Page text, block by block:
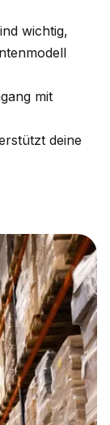
wichtig,
mit
deine